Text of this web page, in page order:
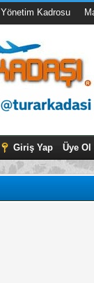
Yönetim Kadrosu
Giriş Yap Üye Ol